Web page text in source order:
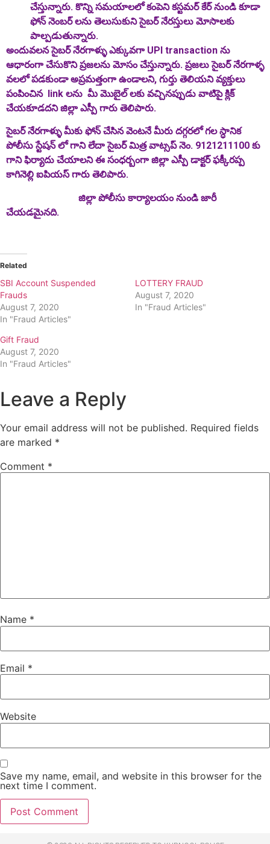
చేస్తున్నారు. కొన్ని సమయాలలో కంపెని కస్టమర్ కేర్ నుండి కూడా
ఫోన్ నెంబర్ లను తెలుసుకుని సైబర్ నేరస్తులు మోసాలకు
పాల్పడుతున్నారు.
అందువలన సైబర్ నేరగాళ్ళు ఎక్కువగా UPI transaction ను
ఆధారంగా చేసుకొని ప్రజలను మోసం చేస్తున్నారు. ప్రజలు సైబర్ నేరగాళ్ళ
వలలో పడకుండా అప్రమత్తంగా ఉండాలని, గుర్తు తెలియని వ్యక్తులు
పంపించిన link లను మీ మొబైల్ లకు వచ్చినప్పుడు వాటిపై క్లిక్
చేయకూడదని జిల్లా ఎస్పీ గారు తెలిపారు.
సైబర్ నేరగాళ్ళు మీకు ఫోన్ చేసిన వెంటనే మీరు దగ్గరలో గల స్ధానిక
పోలీసు స్టేషన్ లో గాని లేదా సైబర్ మిత్ర వాట్సప్ నెం. 9121211100 కు
గాని ఫిర్యాదు చేయాలని ఈ సంధర్బంగా జిల్లా ఎస్పీ డాక్టర్ ఫక్కీరప్ప
కాగినెల్లి ఐపియస్ గారు తెలిపారు.
జిల్లా పోలీసు కార్యాలయం నుండి జారీ
చేయడమైనది.
Related
SBI Account Suspended
Frauds
August 7, 2020
In "Fraud Articles"
LOTTERY FRAUD
August 7, 2020
In "Fraud Articles"
Gift Fraud
August 7, 2020
In "Fraud Articles"
Leave a Reply
Your email address will not be published. Required fields
are marked *
Comment *
Name *
Email *
Website
Save my name, email, and website in this browser for the
next time I comment.